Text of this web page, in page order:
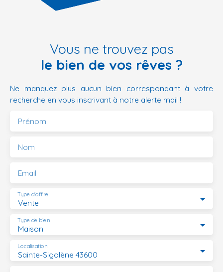
Vous ne trouvez pas
le bien de vos rêves ?
Ne manquez plus aucun bien correspondant à votre
recherche en vous inscrivant à notre alerte mail !
Prénom
Nom
Email
Vente
Type d'offre
Maison
Type de bien
Sainte-Sigolène 43600
Localisation